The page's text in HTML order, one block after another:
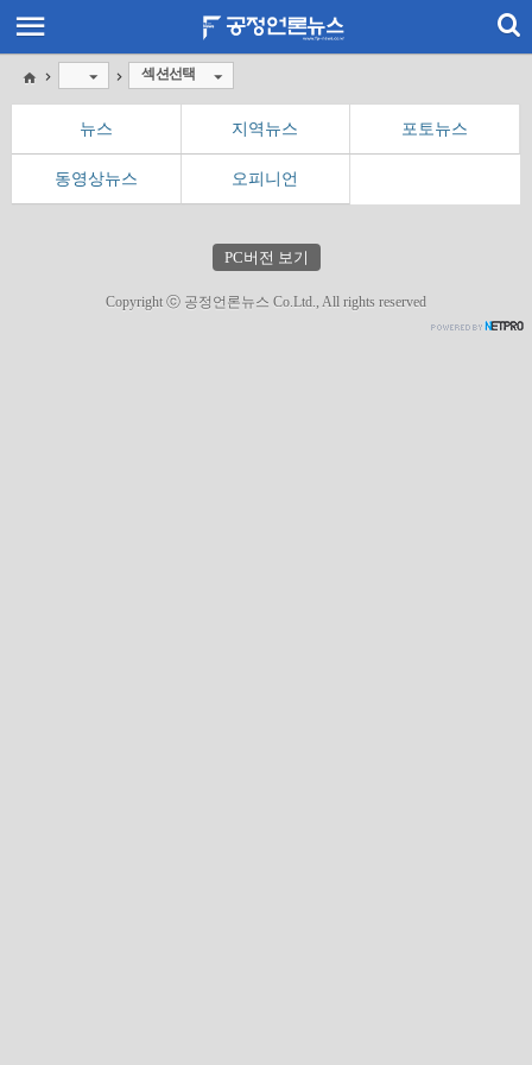
섹션선택
뉴스 지역뉴스 포토뉴스
동영상뉴스 오피니언
PC버전 보기
Copyright ⓒ 공정언론뉴스 Co.Ltd., All rights reserved